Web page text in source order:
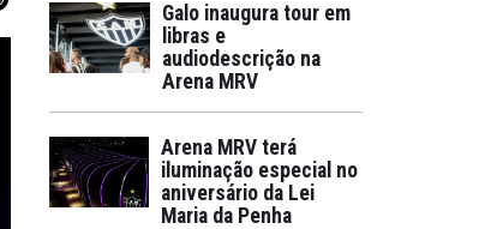
Galo inaugura tour em
libras e
audiodescrição na
Arena MRV
Arena MRV terá
iluminação especial no
aniversário da Lei
Maria da Penha